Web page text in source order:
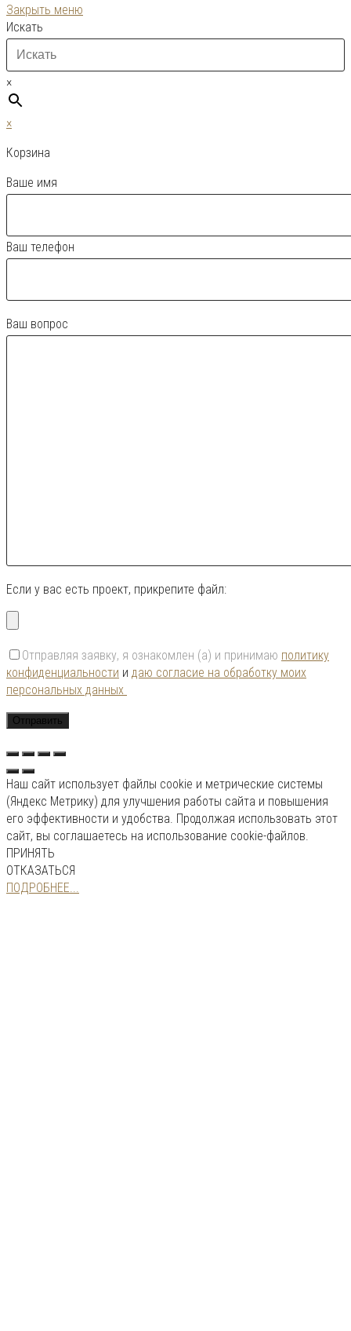
Закрыть меню
Искать
×
×
Корзина
Ваше имя
Ваш телефон
Ваш вопрос
Если у вас есть проект, прикрепите файл:
Отправляя заявку, я ознакомлен (а) и принимаю политику
конфиденциальности и даю согласие на обработку моих
персональных данных
Наш сайт использует файлы cookie и метрические системы
(Яндекс Метрику) для улучшения работы сайта и повышения
его эффективности и удобства. Продолжая использовать этот
сайт, вы соглашаетесь на использование cookie-файлов.
ПРИНЯТЬ
ОТКАЗАТЬСЯ
ПОДРОБНЕЕ...